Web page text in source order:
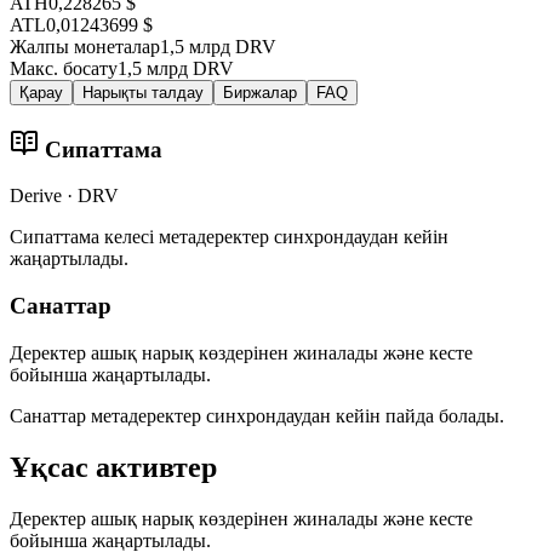
ATL0,01243699 $
Жалпы монеталар1,5 млрд DRV
Макс. босату1,5 млрд DRV
Қарау Нарықты талдау Биржалар FAQ
Сипаттама
Derive · DRV
Сипаттама келесі метадеректер синхрондаудан кейін
жаңартылады.
Санаттар
Деректер ашық нарық көздерінен жиналады және кесте
бойынша жаңартылады.
Санаттар метадеректер синхрондаудан кейін пайда болады.
Ұқсас активтер
Деректер ашық нарық көздерінен жиналады және кесте
бойынша жаңартылады.